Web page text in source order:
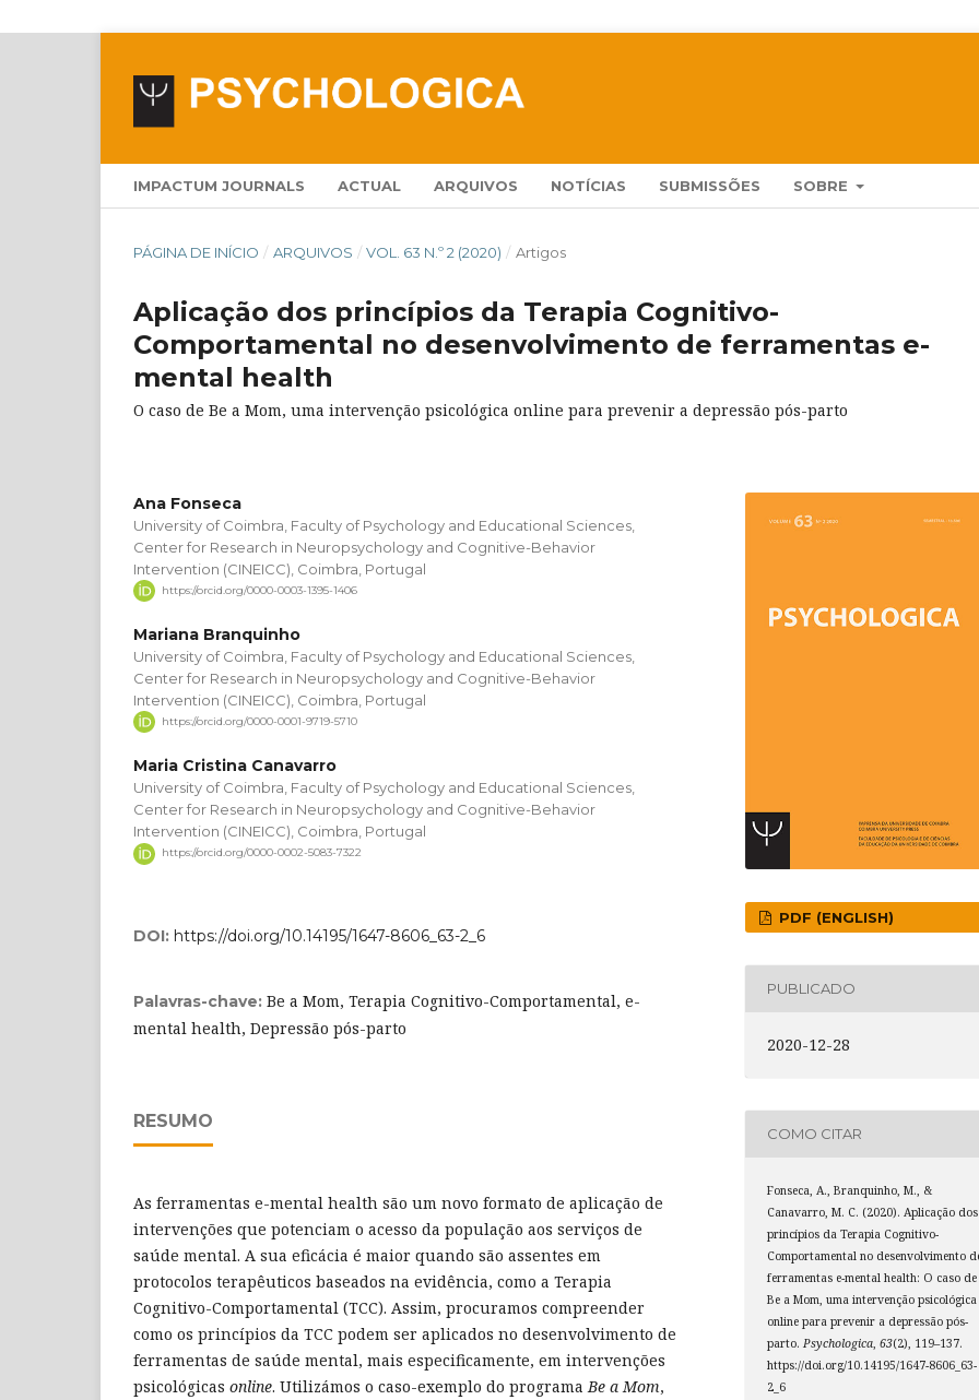
IMPACTUM JOURNALS ACTUAL ARQUIVOS NOTÍCIAS SUBMISSÕES SOBRE
PÁGINA DE INÍCIO / ARQUIVOS / VOL. 63 N.º 2 (2020) / Artigos
Aplicação dos princípios da Terapia Cognitivo-
Comportamental no desenvolvimento de ferramentas e-
mental health
O caso de Be a Mom, uma intervenção psicológica online para prevenir a depressão pós-parto
Ana Fonseca
University of Coimbra, Faculty of Psychology and Educational Sciences,
Center for Research in Neuropsychology and Cognitive-Behavior
Intervention (CINEICC), Coimbra, Portugal
https://orcid.org/0000-0003-1395-1406
Mariana Branquinho
University of Coimbra, Faculty of Psychology and Educational Sciences,
Center for Research in Neuropsychology and Cognitive-Behavior
Intervention (CINEICC), Coimbra, Portugal
https://orcid.org/0000-0001-9719-5710
Maria Cristina Canavarro
University of Coimbra, Faculty of Psychology and Educational Sciences,
Center for Research in Neuropsychology and Cognitive-Behavior
Intervention (CINEICC), Coimbra, Portugal
https://orcid.org/0000-0002-5083-7322
DOI: https://doi.org/10.14195/1647-8606_63-2_6
Palavras-chave: Be a Mom, Terapia Cognitivo-Comportamental, e-
mental health, Depressão pós-parto
RESUMO
As ferramentas e-mental health são um novo formato de aplicação de
intervenções que potenciam o acesso da população aos serviços de
saúde mental. A sua eficácia é maior quando são assentes em
protocolos terapêuticos baseados na evidência, como a Terapia
Cognitivo-Comportamental (TCC). Assim, procuramos compreender
como os princípios da TCC podem ser aplicados no desenvolvimento de
ferramentas de saúde mental, mais especificamente, em intervenções
psicológicas online. Utilizámos o caso-exemplo do programa Be a Mom,
PDF (ENGLISH)
PUBLICADO
2020-12-28
COMO CITAR
Fonseca, A., Branquinho, M., &
Canavarro, M. C. (2020). Aplicação dos
princípios da Terapia Cognitivo-
Comportamental no desenvolvimento
ferramentas e-mental health: O caso de
Be a Mom, uma intervenção psicológica
online para prevenir a depressão pós-
parto. Psychologica ,63(2), 119–137.
https://doi.org/10.14195/1647-8606_63-
2_6